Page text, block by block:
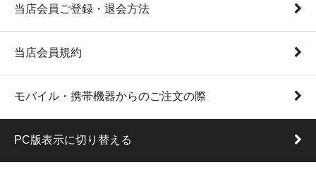
当店会員ご登録・退会方法
当店会員規約
モバイル・携帯機器からのご注文の際
PC版表示に切り替える